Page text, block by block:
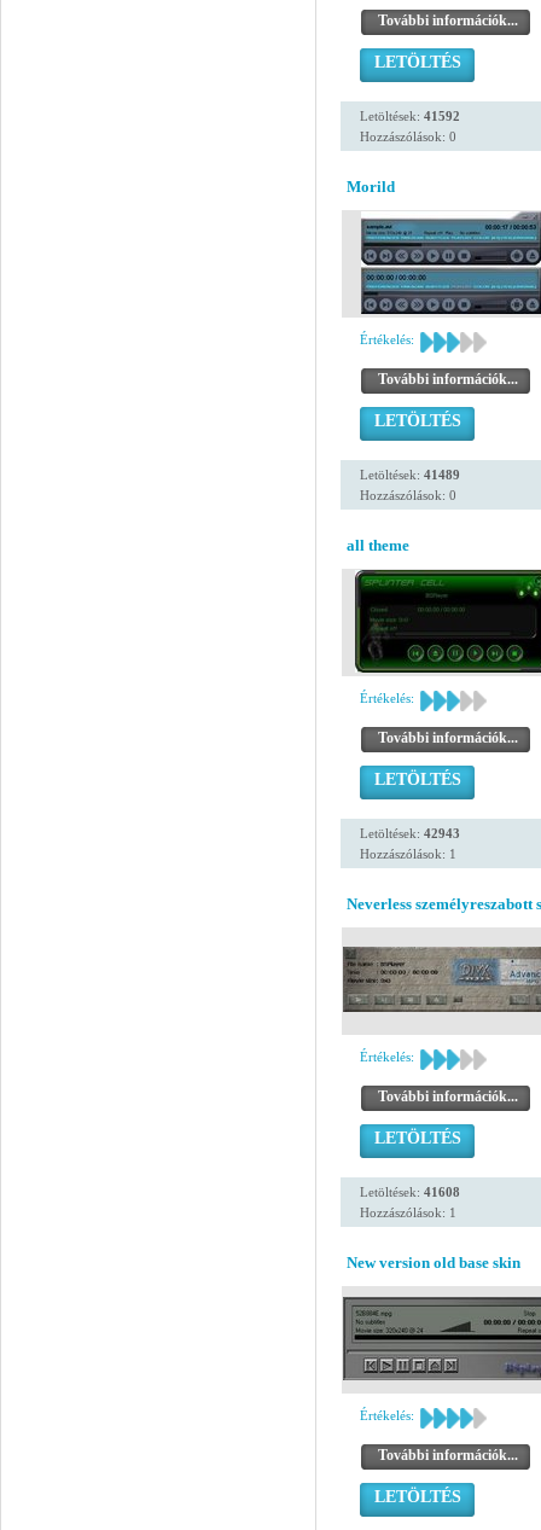
További információk...
LETÖLTÉS
Letöltések: 41592
Hozzászólások: 0
Morild
Értékelés:
További információk...
LETÖLTÉS
Letöltések: 41489
Hozzászólások: 0
all theme
Értékelés:
További információk...
LETÖLTÉS
Letöltések: 42943
Hozzászólások: 1
Neverless személyreszabott
Értékelés:
További információk...
LETÖLTÉS
Letöltések: 41608
Hozzászólások: 1
New version old base skin
Értékelés:
További információk...
LETÖLTÉS